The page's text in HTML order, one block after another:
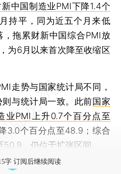
中国制造业PMI下降1.4个
持平，同为近五个月来低
，拖累财新中国综合PMI放
为6月以来首次降至收缩区
势与国家统计局不同，
与统计局一致。此前国家
业PMI上升0.7个百分点至
3.0个百分点至48.9；综合
，仍位于扩张区间。
字 订阅后继续阅读